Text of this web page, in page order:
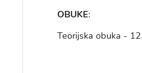
OBUKE:
Teorijska obuka -